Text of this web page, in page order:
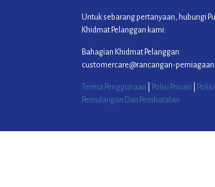
Untuk sebarang pertanyaan, hubungi
Khidmat Pelanggan kami:
Bahagian Khidmat Pelanggan
customercare@rancangan-
Terma Penggunaan Polisi Privasi
Polisi
Pemulangan Dan Pembatalan